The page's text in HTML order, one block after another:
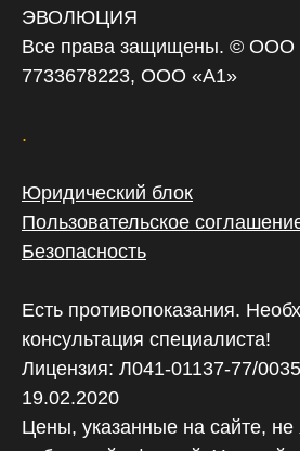
ЭВОЛЮЦИЯ
Все права защищены. ©
7733678223, ООО «А1»
.
Юридический блок
Пользовательское
Безопасность
Есть противопоказания.
консультация специалиста!
Лицензия: Л041-01137-77/
19.02.2020
Цены, указанные на сайте, не